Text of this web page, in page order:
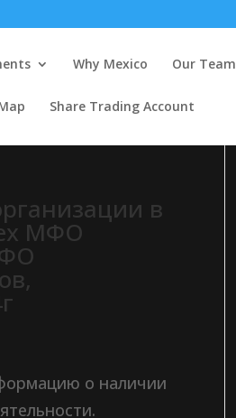
Why Mexico Our Team
Share Trading Account
в
МФО
о наличии